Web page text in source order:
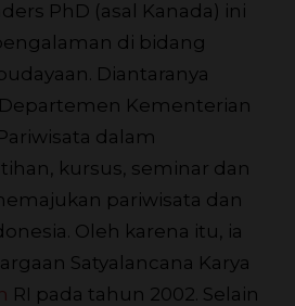
PhD (asal Kanada) ini
di bidang
Diantaranya
Kementerian
dalam
kursus, seminar dan
pariwisata dan
Oleh karena itu, ia
Satyalancana Karya
RI pada tahun 2002. Selain